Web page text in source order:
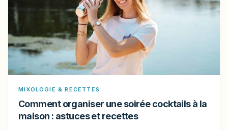
MIXOLOGIE & RECETTES
Comment organiser une soirée cocktails à la
maison : astuces et recettes